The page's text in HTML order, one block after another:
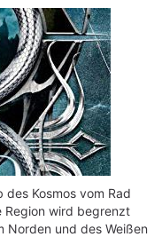
des Kosmos vom Rad
Region wird begrenzt
Norden und des Weißen